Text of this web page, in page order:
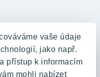
vaše údaje
jako např.
přístup k informacím
mohli nabízet